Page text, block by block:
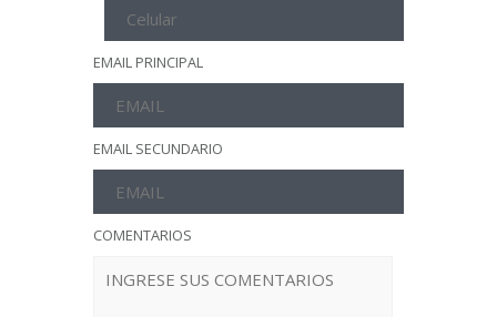
EMAIL PRINCIPAL
EMAIL SECUNDARIO
COMENTARIOS